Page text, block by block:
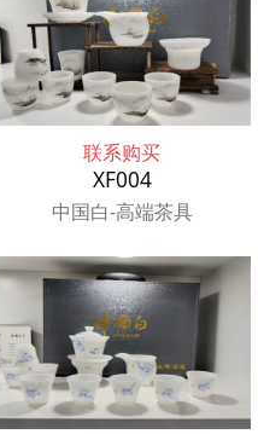
联系购买
XF004
中国白-高端茶具